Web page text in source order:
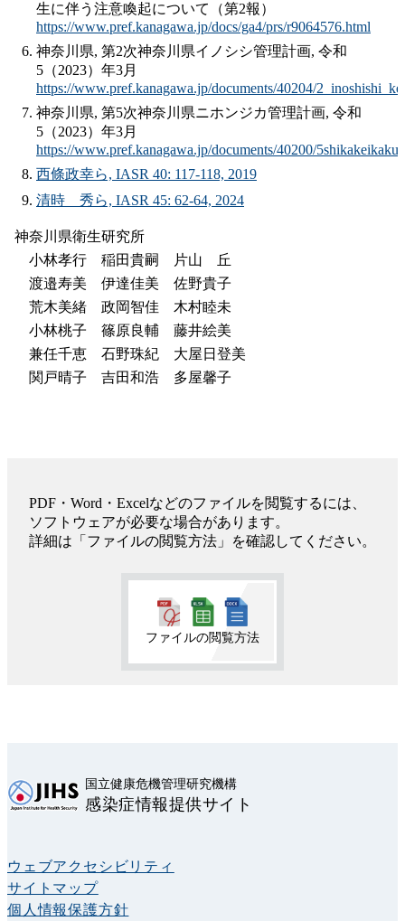
生に伴う注意喚起について（第2報）
https://www.pref.kanagawa.jp/docs/ga4/prs/r9064576.html
神奈川県, 第2次神奈川県イノシシ管理計画, 令和
5（2023）年3月
https://www.pref.kanagawa.jp/documents/40204/
神奈川県, 第5次神奈川県ニホンジカ管理計画, 令和
5（2023）年3月
https://www.pref.kanagawa.jp/documents/40200/
西條政幸ら, IASR 40: 117-118, 2019
清時 秀ら, IASR 45: 62-64, 2024
神奈川県衛生研究所
小林孝行 稲田貴嗣 片山 丘
渡邉寿美 伊達佳美 佐野貴子
荒木美緒 政岡智佳 木村睦未
小林桃子 篠原良輔 藤井絵美
兼任千恵 石野珠紀 大屋日登美
関戸晴子 吉田和浩 多屋馨子
PDF・Word・Excelなどのファイルを閲覧するには、
ソフトウェアが必要な場合があります。
詳細は「ファイルの閲覧方法」を確認してください。
ファイルの閲覧方法
国立健康危機管理研究機構
感染症情報提供サイト
ウェブアクセシビリティ
サイトマップ
個人情報保護方針